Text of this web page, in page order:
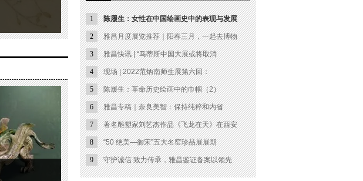
1 陈履生：女性在中国绘画史中的表现与发展
2 雅昌月度展览推荐｜阳春三月，一起去博物
3 雅昌快讯 | “马蒂斯中国大展或将取消
4 现场 | 2022范炳南师生展第六回：
5 陈履生：革命历史绘画中的巾帼（2）
6 雅昌专稿｜奈良美智：保持纯粹和内省
7 著名雕塑家刘艺杰作品《飞龙在天》在西安
8 “50 绝美—御宋”五大名窑珍品展展期
9 守护诚信 致力传承，雅昌鉴证备案以领先